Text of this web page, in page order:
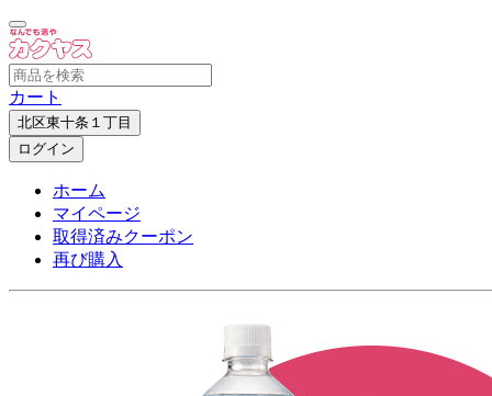
カート
北区東十条１丁目
ログイン
ホーム
マイページ
取得済みクーポン
再び購入